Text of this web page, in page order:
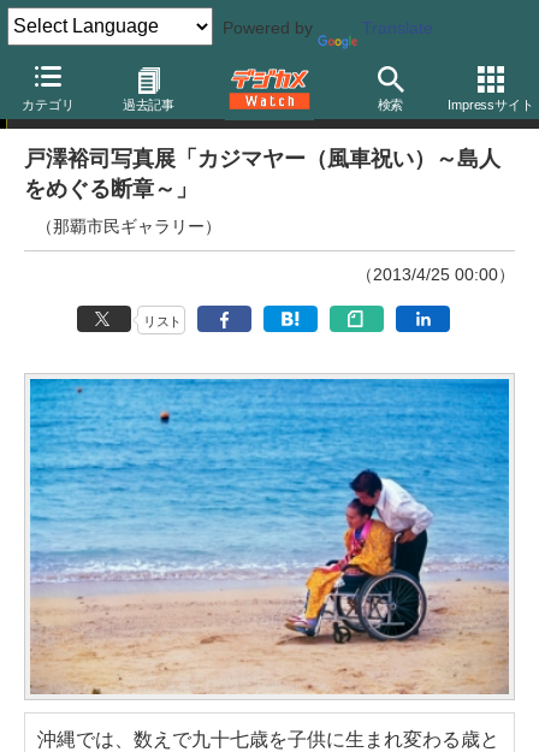
Powered by Translate
カテゴリ 過去記事 検索 Impressサイト
ニュース
戸澤裕司写真展「カジマヤー（風車祝い）～島人
をめぐる断章～」
（那覇市民ギャラリー）
（2013/4/25 00:00）
リスト
沖縄では、数えで九十七歳を子供に生まれ変わる歳と